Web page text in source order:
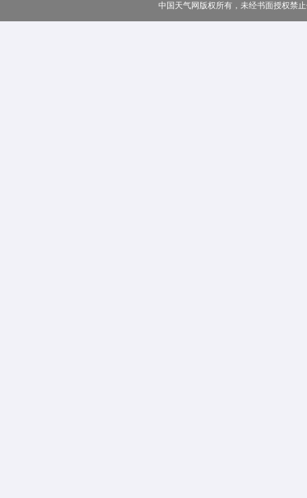
中国天气网版权所有，未经书面授权